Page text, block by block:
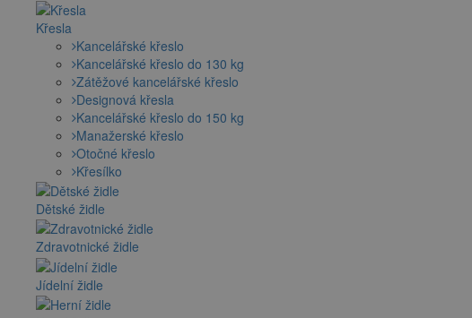
Křesla
Kancelářské křeslo
Kancelářské křeslo do 130 kg
Zátěžové kancelářské křeslo
Designová křesla
Kancelářské křeslo do 150 kg
Manažerské křeslo
Otočné křeslo
Křesílko
Dětské židle
Zdravotnické židle
Jídelní židle